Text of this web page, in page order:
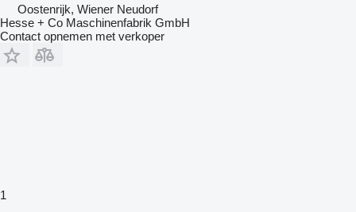
Oostenrijk, Wiener Neudorf
Hesse + Co Maschinenfabrik GmbH
Contact opnemen met verkoper
1